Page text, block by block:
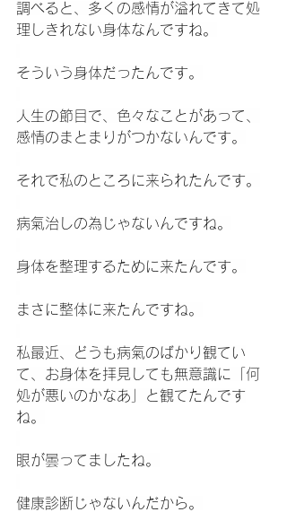
調べると、多くの感情が溢れてきて処
理しきれない身体なんですね。
そういう身体だったんです。
人生の節目で、色々なことがあって、
感情のまとまりがつかないんです。
それで私のところに来られたんです。
病氣治しの為じゃないんですね。
身体を整理するために来たんです。
まさに整体に来たんですね。
私最近、どうも病氣のばかり観てい
て、お身体を拝見しても無意識に「何
処が悪いのかなあ」と観てたんです
ね。
眼が曇ってましたね。
健康診断じゃないんだから。